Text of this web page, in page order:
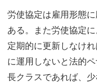
労使協定は雇用形態
ある。また労使協定
定期的に更新しなけ
に運用しないと法的
長クラスであれば、